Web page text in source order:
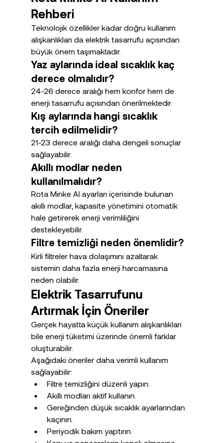
Rehberi
Teknolojik özellikler kadar doğru kullanım
alışkanlıkları da elektrik tasarrufu açısından
büyük önem taşımaktadır.
Yaz aylarında ideal sıcaklık kaç
derece olmalıdır?
24-26 derece aralığı hem konfor hem de
enerji tasarrufu açısından önerilmektedir.
Kış aylarında hangi sıcaklık
tercih edilmelidir?
21-23 derece aralığı daha dengeli sonuçlar
sağlayabilir.
Akıllı modlar neden
kullanılmalıdır?
Rota Minke AI ayarları içerisinde bulunan
akıllı modlar, kapasite yönetimini otomatik
hale getirerek enerji verimliliğini
destekleyebilir.
Filtre temizliği neden önemlidir?
Kirli filtreler hava dolaşımını azaltarak
sistemin daha fazla enerji harcamasına
neden olabilir.
Elektrik Tasarrufunu
Artırmak İçin Öneriler
Gerçek hayatta küçük kullanım alışkanlıkları
bile enerji tüketimi üzerinde önemli farklar
oluşturabilir.
Aşağıdaki öneriler daha verimli kullanım
sağlayabilir:
Filtre temizliğini düzenli yapın.
Akıllı modları aktif kullanın.
Gereğinden düşük sıcaklık ayarlarından
kaçının.
Periyodik bakım yaptırın.